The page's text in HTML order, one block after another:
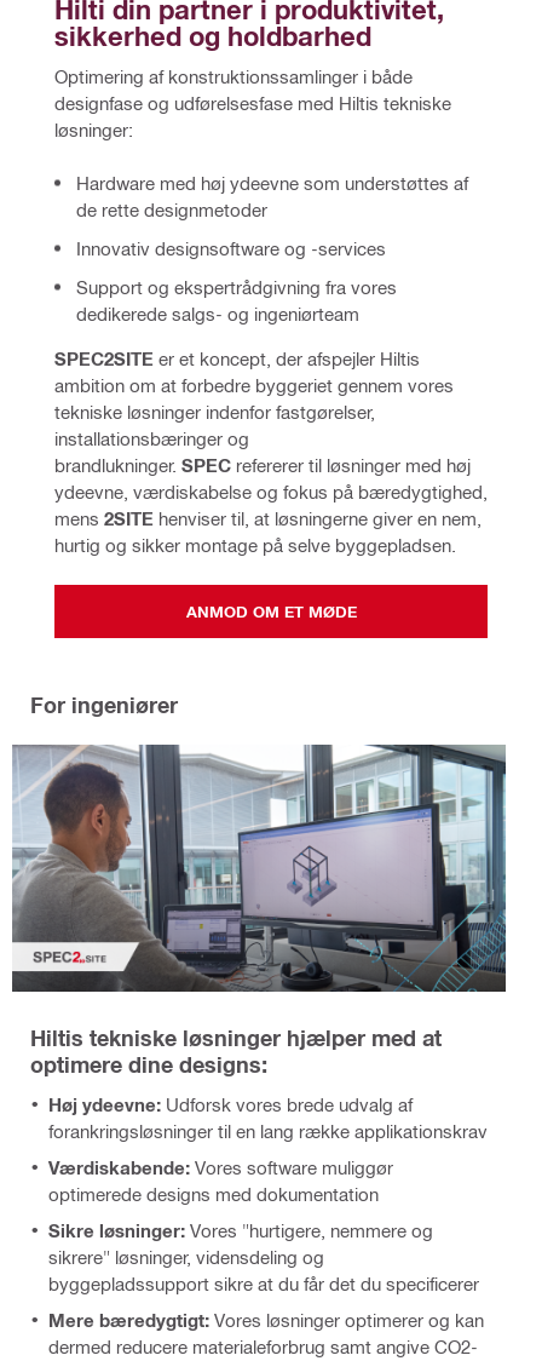
Hilti din partner i produktivitet,
sikkerhed og holdbarhed
Optimering af konstruktionssamlinger i både
designfase og udførelsesfase med Hiltis tekniske
løsninger:
Hardware med høj ydeevne som understøttes af
de rette designmetoder
Innovativ designsoftware og -services
Support og ekspertrådgivning fra vores
dedikerede salgs- og ingeniørteam
SPEC2SITE er et koncept, der afspejler Hiltis
ambition om at forbedre byggeriet gennem vores
tekniske løsninger indenfor fastgørelser,
installationsbæringer og
brandlukninger. SPEC refererer til løsninger med høj
ydeevne, værdiskabelse og fokus på bæredygtighed,
mens 2SITE henviser til, at løsningerne giver en nem,
hurtig og sikker montage på selve byggepladsen.
ANMOD OM ET MØDE
For ingeniører
Hiltis tekniske løsninger hjælper med at
optimere dine designs:
Høj ydeevne: Udforsk vores brede udvalg af
forankringsløsninger til en lang række applikationskrav
Værdiskabende: Vores software muliggør
optimerede designs med dokumentation
Sikre løsninger: Vores "hurtigere, nemmere og
sikrere" løsninger, vidensdeling og
byggepladssupport sikre at du får det du specificerer
Mere bæredygtigt: Vores løsninger optimerer og kan
dermed reducere materialeforbrug samt angive CO2-